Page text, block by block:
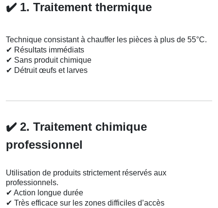
✔️ 1. Traitement thermique
Technique consistant à chauffer les pièces à plus de 55°C.
✔ Résultats immédiats
✔ Sans produit chimique
✔ Détruit œufs et larves
✔️ 2. Traitement chimique
professionnel
Utilisation de produits strictement réservés aux
professionnels.
✔ Action longue durée
✔ Très efficace sur les zones difficiles d’accès